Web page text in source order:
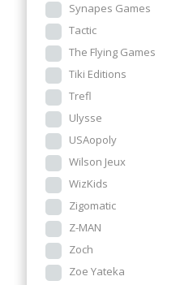
Synapes Games
Tactic
The Flying Games
Tiki Editions
Trefl
Ulysse
USAopoly
Wilson Jeux
WizKids
Zigomatic
Z-MAN
Zoch
Zoe Yateka